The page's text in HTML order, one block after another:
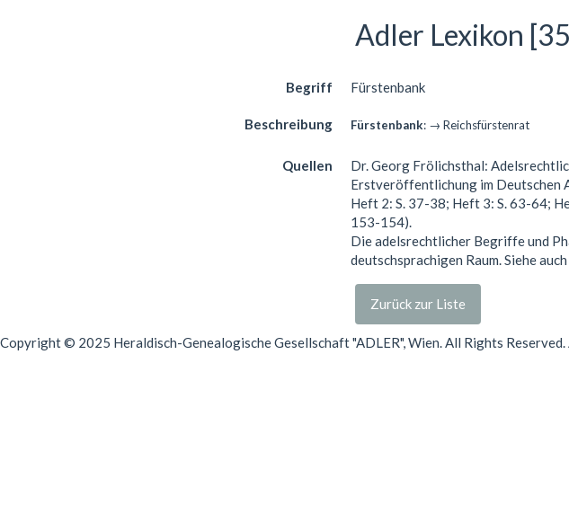
Adler Lexikon
Begriff Fürstenbank
Beschreibung Fürstenbank: → Reichsfürstenrat
Quellen
Dr. Georg Frölichsthal:
Erstveröffentlichung im Deutschen
Heft 2: S. 37-38; Heft 3: S. 63-64;
153-154).
Die adelsrechtlicher Begriffe und
deutschsprachigen Raum. Siehe
Zurück zur Liste
Copyright © 2025 Heraldisch-Genealogische Gesellschaft "ADLER", Wien. All Rights